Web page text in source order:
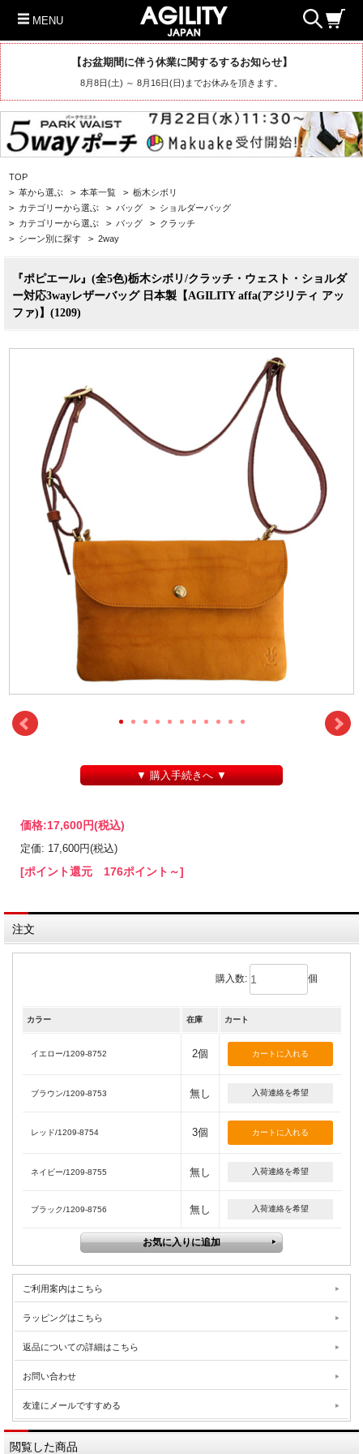
MENU
【お盆期間に伴う休業に関するするお知らせ】
8月8日(土) ～ 8月16日(日)までお休みを頂きます。
TOP
> 革から選ぶ > 本革一覧 > 栃木シボリ
> カテゴリーから選ぶ > バッグ > ショルダーバッグ
> カテゴリーから選ぶ > バッグ > クラッチ
> シーン別に探す > 2way
『ポピエール』(全5色)栃木シボリ/クラッチ・ウェスト・ショルダ
ー対応3wayレザーバッグ 日本製【AGILITY affa(アジリティ アッ
ファ)】(1209)
▼ 購入手続きへ ▼
価格:17,600円(税込)
定価: 17,600円(税込)
[ポイント還元 176ポイント～]
注文
購入数: 個
カラー 在庫 カート
イエロー/1209-8752 2個
ブラウン/1209-8753 無し 入荷連絡を希望
レッド/1209-8754 3個
ネイビー/1209-8755 無し 入荷連絡を希望
ブラック/1209-8756 無し 入荷連絡を希望
ご利用案内はこちら
ラッピングはこちら
返品についての詳細はこちら
お問い合わせ
友達にメールですすめる
閲覧した商品